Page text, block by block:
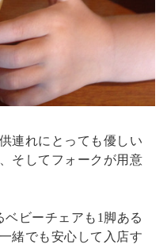
連れにとっても優しい
そしてフォークが用意
ベビーチェアも1脚ある
緒でも安心して入店す